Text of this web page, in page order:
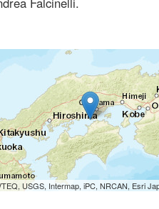
USGS, Intermap, iPC, NRCAN, Esri